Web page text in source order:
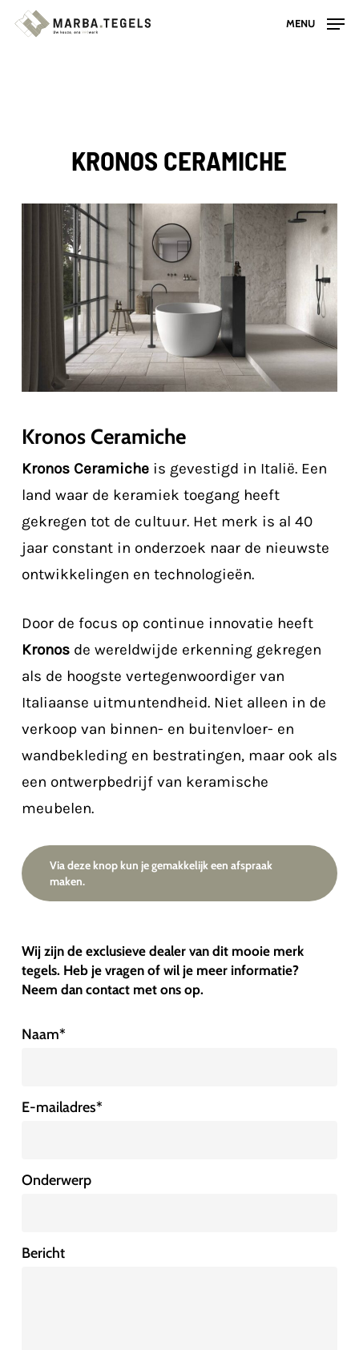
Skip
MENU
KRONOS CERAMICHE
Kronos Ceramiche
Kronos Ceramicheis gevestigd in Italië. Een
land waar de keramiek toegang heeft
gekregen tot de cultuur. Het merk is al 40
jaar constant in onderzoek naar de nieuwste
ontwikkelingen en technologieën.
Door de focus op continue innovatie heeft
Kronosde wereldwijde erkenning gekregen
als de hoogste vertegenwoordiger van
Italiaanse uitmuntendheid. Niet alleen in de
verkoop van binnen- en buitenvloer- en
wandbekleding en bestratingen, maar ook als
een ontwerpbedrijf van keramische
meubelen.
Via deze knop kun je gemakkelijk een afspraak
maken.
Wij zijn de exclusieve dealer van dit mooie merk
tegels. Heb je vragen of wil je meer informatie?
Neem dan contact met ons op.
Naam*
E-mailadres*
Onderwerp
Bericht